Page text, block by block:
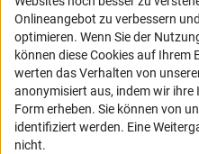
Barriere melden
DFG-aktuell
Erhalten Sie Neuigkeiten aus der
schauen Sie sich die Ausgaben
Onlineangebot zu verbessern
optimieren. Wenn Sie der
können diese Cookies auf Ihrem
werten das Verhalten von
anonymisiert aus, indem wir ihre
Form erheben. Sie können von
identifiziert werden. Eine
nicht.